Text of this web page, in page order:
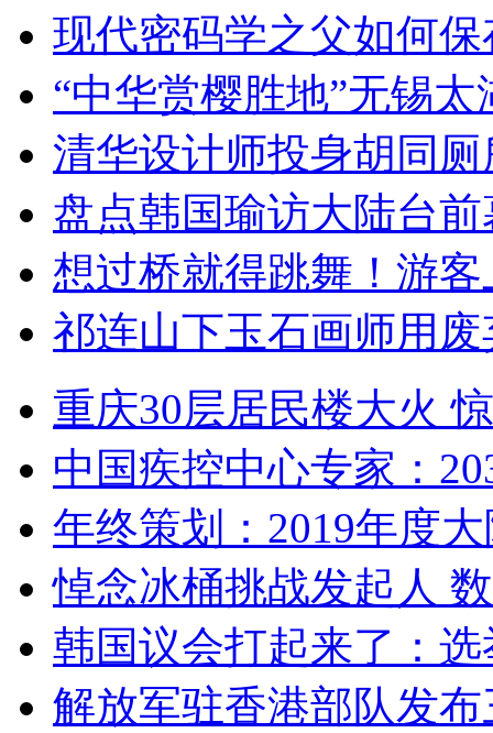
现代密码学之父如何
“中华赏樱胜地”无锡
清华设计师投身胡同
盘点韩国瑜访大陆台
想过桥就得跳舞！游客
祁连山下玉石画师用
重庆30层居民楼大火
中国疾控中心专家：
年终策划：2019年度
悼念冰桶挑战发起人
韩国议会打起来了：
解放军驻香港部队发